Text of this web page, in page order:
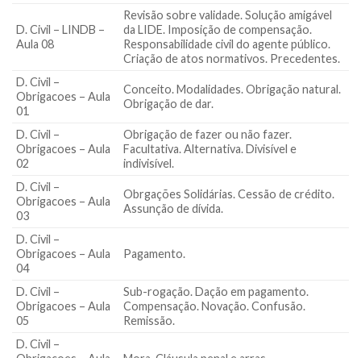
D. Civil – LINDB –
Aula 08
Revisão sobre validade. Solução amigável
da LIDE. Imposição de compensação.
Responsabilidade civil do agente público.
Criação de atos normativos. Precedentes.
D. Civil –
Obrigacoes – Aula
01
Conceito. Modalidades. Obrigação natural.
Obrigação de dar.
D. Civil –
Obrigacoes – Aula
02
Obrigação de fazer ou não fazer.
Facultativa. Alternativa. Divisível e
indivisível.
D. Civil –
Obrigacoes – Aula
03
Obrgações Solidárias. Cessão de crédito.
Assunção de dívida.
D. Civil –
Obrigacoes – Aula
04
Pagamento.
D. Civil –
Obrigacoes – Aula
05
Sub-rogação. Dação em pagamento.
Compensação. Novação. Confusão.
Remissão.
D. Civil –